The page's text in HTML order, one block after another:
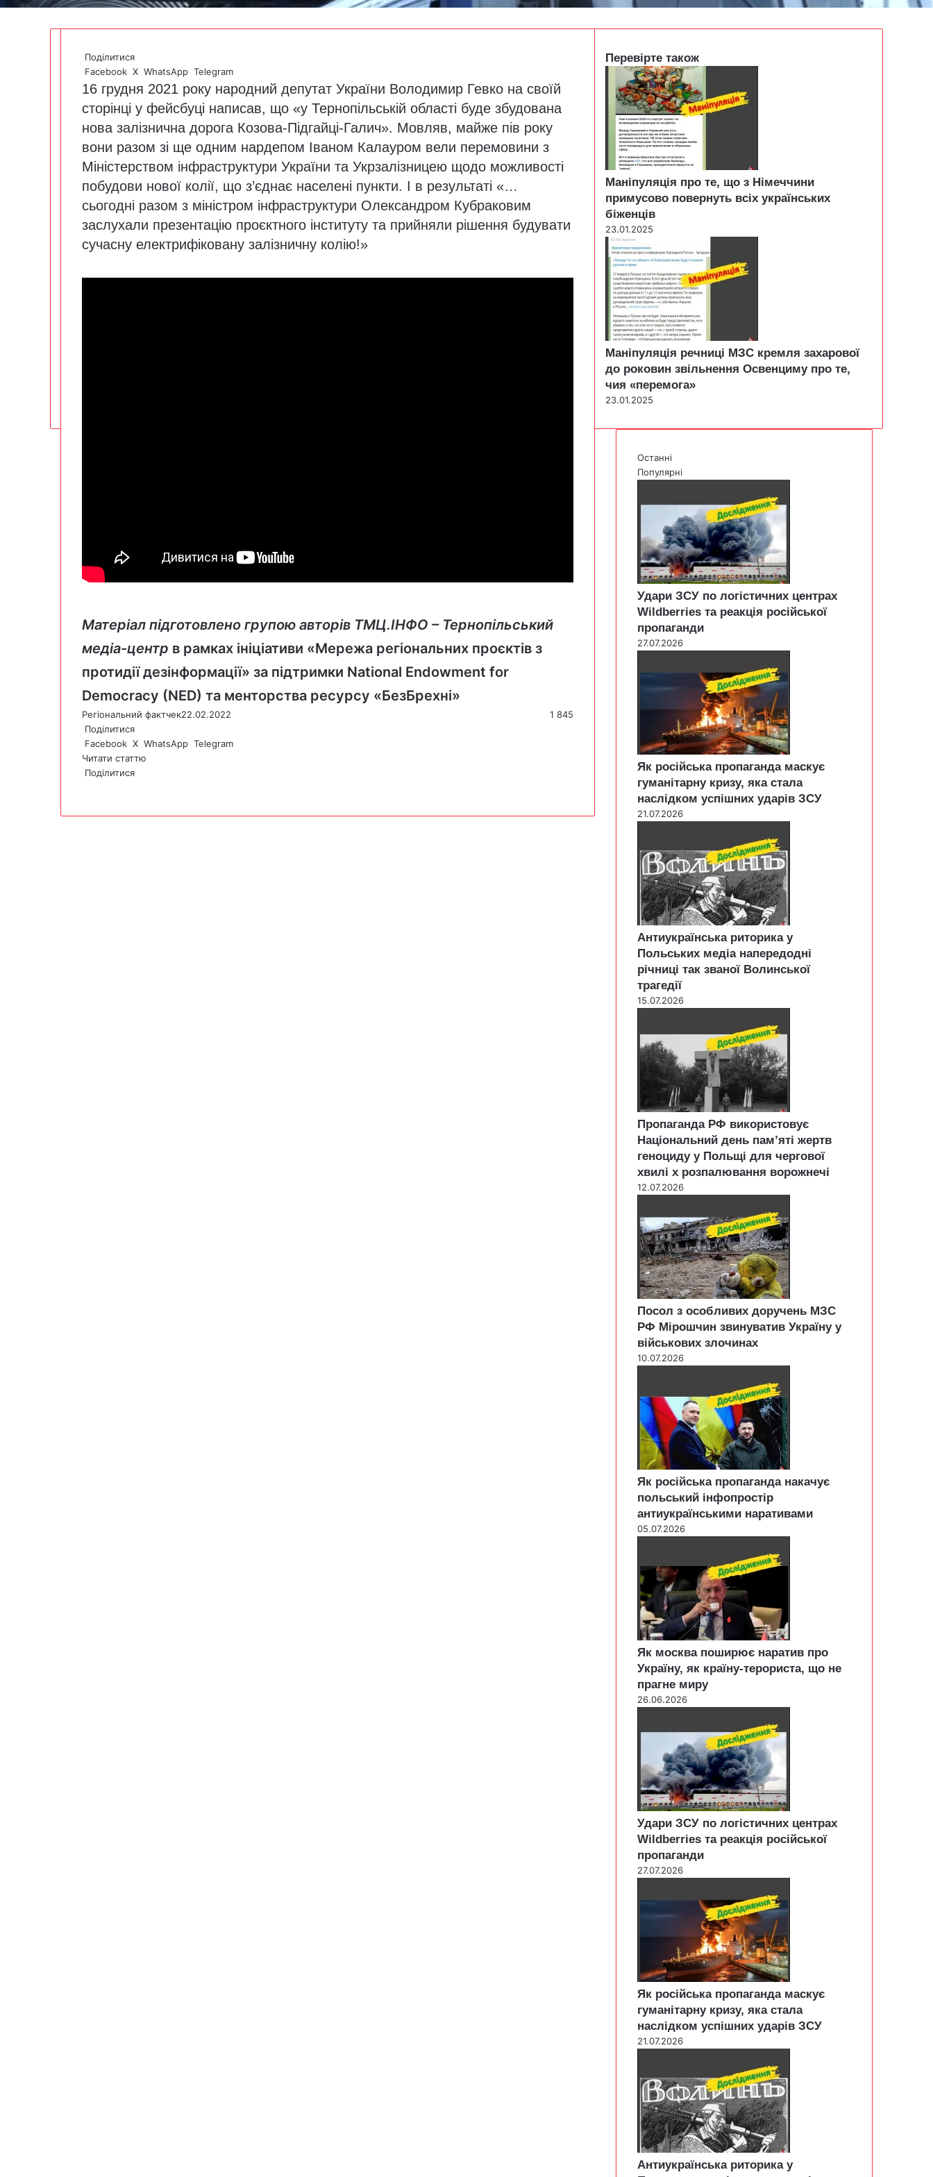
Поділитися
Facebook X WhatsApp Telegram
16 грудня 2021 року народний депутат України Володимир Гевко на своїй
сторінці у фейсбуці написав, що «у Тернопільській області буде збудована
нова залізнична дорога Козова-Підгайці-Галич». Мовляв, майже пів року
вони разом зі ще одним нардепом Іваном Калауром вели перемовини з
Міністерством інфраструктури України та Укрзалізницею щодо можливості
побудови нової колії, що з’єднає населені пункти. І в результаті «…
сьогодні разом з міністром інфраструктури Олександром Кубраковим
заслухали презентацію проєктного інституту та прийняли рішення будувати
сучасну електрифіковану залізничну колію!»
Матеріал підготовлено групою авторів ТМЦ.ІНФО – Тернопільський
медіа-центр в рамках ініціативи «Мережа регіональних проєктів з
протидії дезінформації» за підтримки National Endowment for
Democracy (NED) та менторства ресурсу «БезБрехні»
Регіональний фактчек22.02.2022
1 845
Поділитися
Facebook X WhatsApp Telegram
Читати статтю
Поділитися
calb
i
Перевірте також
Маніпуляція про те, що з Німеччини
примусово повернуть всіх українських
біженців
23.01.2025
Маніпуляція речниці МЗС кремля захарової
до роковин звільнення Освенциму про те,
чия «перемога»
23.01.2025
Останні
Популярні
Удари ЗСУ по логістичних центрах
Wildberries та реакція російської
пропаганди
27.07.2026
Як російська пропаганда маскує
гуманітарну кризу, яка стала
наслідком успішних ударів ЗСУ
21.07.2026
Антиукраїнська риторика у
Польських медіа напередодні
річниці так званої Волинської
трагедії
15.07.2026
Пропаганда РФ використовує
Національний день пам’яті жертв
геноциду у Польщі для чергової
хвилі х розпалювання ворожнечі
12.07.2026
Посол з особливих доручень МЗС
РФ Мірошчин звинуватив Україну у
військових злочинах
10.07.2026
Як російська пропаганда накачує
польський інфопростір
антиукраїнськими наративами
05.07.2026
Як москва поширює наратив про
Україну, як країну-терориста, що не
прагне миру
26.06.2026
Удари ЗСУ по логістичних центрах
Wildberries та реакція російської
пропаганди
27.07.2026
Як російська пропаганда маскує
гуманітарну кризу, яка стала
наслідком успішних ударів ЗСУ
21.07.2026
Антиукраїнська риторика у